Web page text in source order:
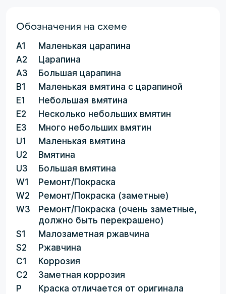
Обозначения на схеме
A1
Маленькая царапина
A2
Царапина
A3
Большая царапина
B1
Маленькая вмятина с царапиной
E1
Небольшая вмятина
E2
Несколько небольших вмятин
E3
Много небольших вмятин
U1
Маленькая вмятина
U2
Вмятина
U3
Большая вмятина
W1
Ремонт/Покраска
W2
Ремонт/Покраска (заметные)
W3
Ремонт/Покраска (очень заметные,
должно быть перекрашено)
S1
Малозаметная ржавчина
S2
Ржавчина
C1
Коррозия
C2
Заметная коррозия
P
Краска отличается от оригинала